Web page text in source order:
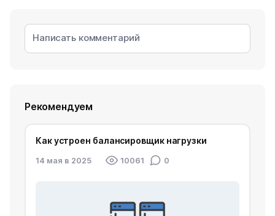
Рекомендуем
Как устроен балансировщик нагрузки
14 мая в 2025 10061 0